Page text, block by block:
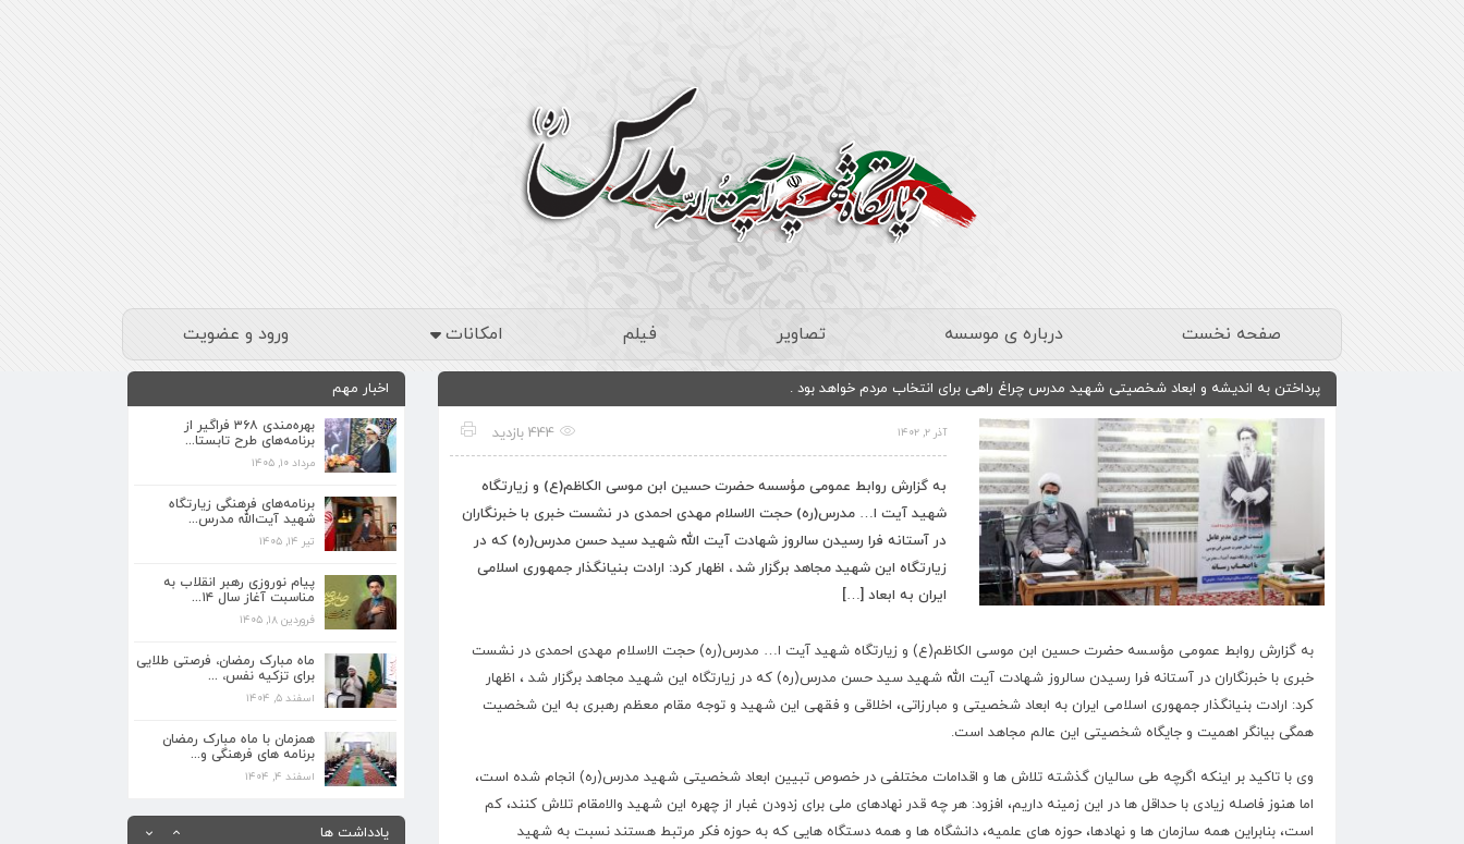
صفحه نخست درباره ی موسسه تصاویر فیلم امکانات ورود و عضویت
پرداختن به اندیشه و ابعاد شخصیتی شهید مدرس چراغ راهی برای انتخاب مردم خواهد بود .
آذر ۲, ۱۴۰۲ 444 بازدید
به گزارش روابط عمومی مؤسسه حضرت حسین ابن موسی الکاظم(ع) و زیارتگاه
شهید آیت ا… مدرس(ره) حجت الاسلام مهدی احمدی در نشست خبری با خبرنگاران
در آستانه فرا رسیدن سالروز شهادت آیت الله شهید سید حسن مدرس(ره) که در
زیارتگاه این شهید مجاهد برگزار شد ، اظهار کرد: ارادت بنیانگذار جمهوری اسلامی
ایران به ابعاد […]
به گزارش روابط عمومی مؤسسه حضرت حسین ابن موسی الکاظم(ع) و زیارتگاه شهید آیت ا… مدرس(ره) حجت الاسلام مهدی احمدی در نشست
خبری با خبرنگاران در آستانه فرا رسیدن سالروز شهادت آیت الله شهید سید حسن مدرس(ره) که در زیارتگاه این شهید مجاهد برگزار شد ، اظهار
کرد: ارادت بنیانگذار جمهوری اسلامی ایران به ابعاد شخصیتی و مبارزاتی، اخلاقی و فقهی این شهید و توجه مقام معظم رهبری به این شخصیت
همگی بیانگر اهمیت و جایگاه شخصیتی این عالم مجاهد است.
وی با تاکید بر اینکه اگرچه طی سالیان گذشته تلاش ها و اقدامات مختلفی در خصوص تبیین ابعاد شخصیتی شهید مدرس(ره) انجام شده است،
اما هنوز فاصله زیادی با حداقل ها در این زمینه داریم، افزود: هر چه قدر نهادهای ملی برای زدودن غبار از چهره این شهید والامقام تلاش کنند، کم
است، بنابراین همه سازمان ها و نهادها، حوزه های علمیه، دانشگاه ها و همه دستگاه هایی که به حوزه فکر مرتبط هستند نسبت به شهید
اخبار مهم
بهره‌مندی ۳۶۸ فراگیر از
برنامه‌های طرح تابستا...
مرداد ۱۰, ۱۴۰۵
برنامه‌های فرهنگی زیارتگاه
شهید آیت‌الله مدرس...
تیر ۱۴, ۱۴۰۵
پیام نوروزی رهبر انقلاب به
مناسبت آغاز سال ۱۴...
فروردین ۱۸, ۱۴۰۵
ماه مبارک رمضان، فرصتی طلایی
برای تزکیه نفس، ...
اسفند ۵, ۱۴۰۴
همزمان با ماه مبارک رمضان
برنامه های فرهنگی و...
اسفند ۴, ۱۴۰۴
یادداشت ها
برنامه‌های فرهنگی زیارتگاه شهید آیت‌الله
تیر ۱۴, ۱۴۰۵
پیام نوروزی رهبر انقلاب به مناسبت آغاز
فروردین ۱۸, ۱۴۰۵
ماه مبارک رمضان، فرصتی طلایی برای تزکیه
نفس، ...
اسفند ۵, ۱۴۰۴
فرهنگی و...
اسفند ۴, ۱۴۰۴
تابستا...
مرداد ۱۰, ۱۴۰۵